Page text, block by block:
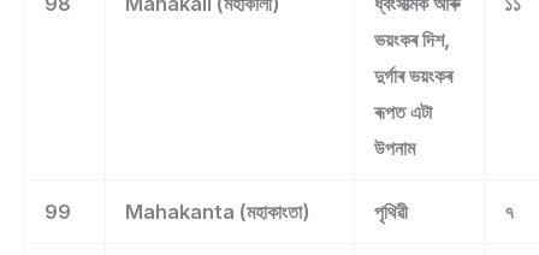
ভয়ংকৰ দিশ,
দুৰ্গাৰ ভয়ংকৰ
ৰূপত এটা
উপনাম
99 Mahakanta (মহাকাংতা) পৃথিৱী ৭